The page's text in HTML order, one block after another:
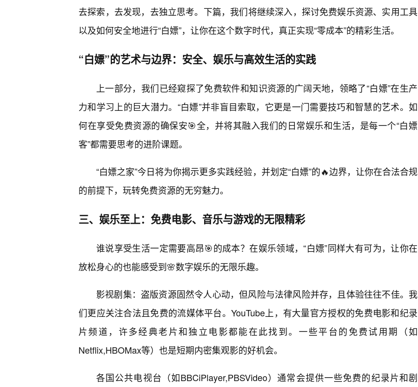
去探索，去发现，去独立思考。下篇，我们将继续深入，探讨免费娱乐资源、实用工具
以及如何安全地进行“白嫖”，让你在这个数字时代，真正实现“零成本”的精彩生活。
“白嫖”的艺术与边界：安全、娱乐与高效生活的实践
上一部分，我们已经窥探了免费软件和知识资源的广阔天地，领略了“白嫖”在生产
力和学习上的巨大潜力。“白嫖”并非盲目索取，它更是一门需要技巧和智慧的艺术。如
何在享受免费资源的确保安🎯全，并将其融入我们的日常娱乐和生活，是每一个“白嫖
客”都需要思考的进阶课题。
“白嫖之家”今日将为你揭示更多实践经验，并划定“白嫖”的🔥边界，让你在合法合规
的前提下，玩转免费资源的无穷魅力。
三、娱乐至上：免费电影、音乐与游戏的无限精彩
谁说享受生活一定需要高昂🎯的成本？在娱乐领域，“白嫖”同样大有可为，让你在
放松身心的也能感受到🌸数字娱乐的无限乐趣。
影视剧集：盗版资源固然令人心动，但风险与法律风险并存，且体验往往不佳。我
们更应关注合法且免费的流媒体平台。YouTube上，有大量官方授权的免费电影和纪录
片频道，许多经典老片和独立电影都能在此找到。一些平台的免费试用期（如
Netflix,HBOMax等）也是短期内密集观影的好机会。
各国公共电视台（如BBCiPlayer,PBSVideo）通常会提供一些免费的纪录片和剧